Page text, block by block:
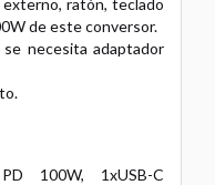
de este conversor.
necesita adaptador
100W, 1xUSB-C